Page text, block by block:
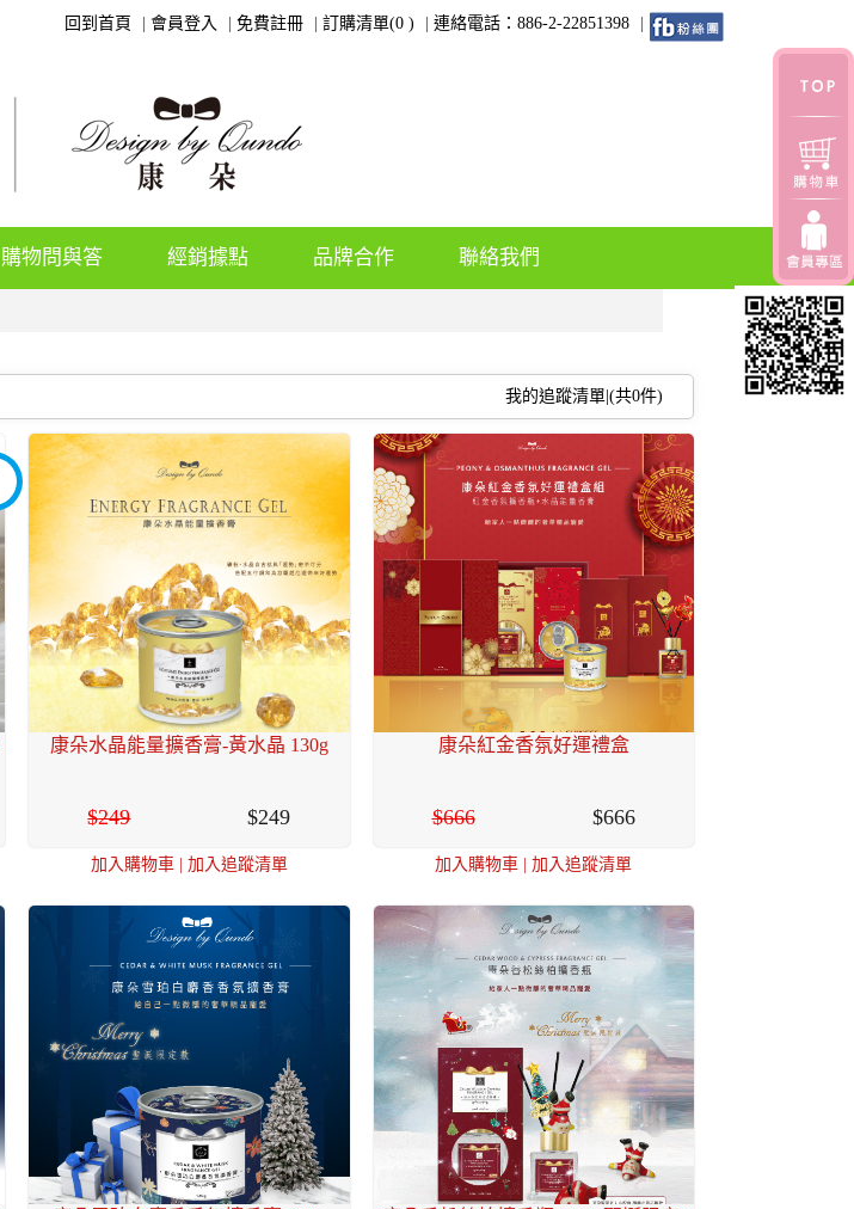
回到首頁 會員登入 免費註冊 訂購清單(0 ) 連絡電話：886-2-22851398
購物問與答 經銷據點 品牌合作 聯絡我們
我的追蹤清單|(共0件)
康朵水晶能量擴香膏-黃水晶 130g
249 249
加入購物車| 加入追蹤清單
康朵紅金香氛好運禮盒
666 666
加入購物車 |加入追蹤清單